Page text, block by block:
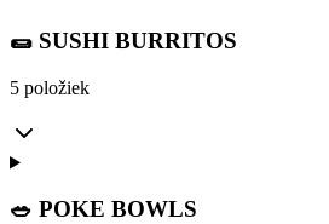
🌯 SUSHI BURRITOS
5 položiek
🥗 POKE BOWLS